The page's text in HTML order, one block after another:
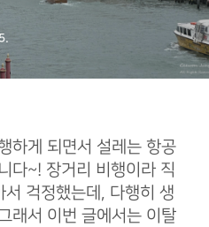
하게 되면서 설레는 항공
다~! 장거리 비행이라 직
걱정했는데, 다행히 생
래서 이번 글에서는 이탈